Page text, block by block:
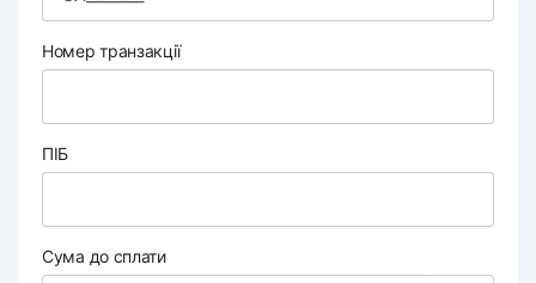
Номер транзакції
ПІБ
Сума до сплати